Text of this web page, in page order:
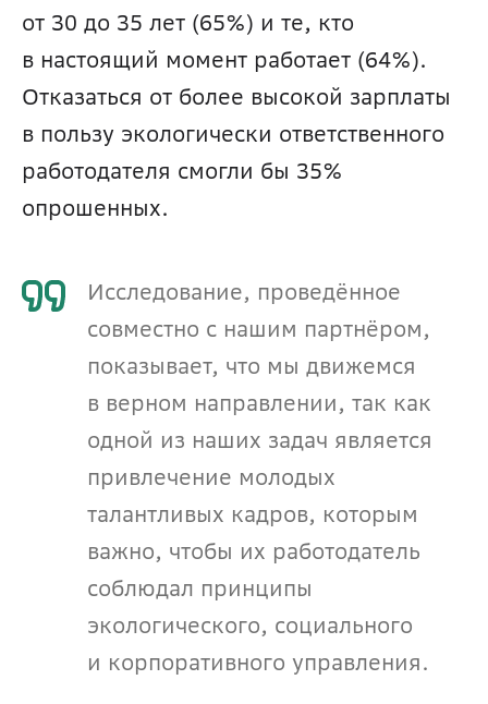
от 30 до 35 лет (65%) и те, кто
в настоящий момент работает (64%).
Отказаться от более высокой зарплаты
в пользу экологически ответственного
работодателя смогли бы 35%
опрошенных.
Исследование, проведённое
совместно с нашим партнёром,
показывает, что мы движемся
в верном направлении, так как
одной из наших задач является
привлечение молодых
талантливых кадров, которым
важно, чтобы их работодатель
соблюдал принципы
экологического, социального
и корпоративного управления.